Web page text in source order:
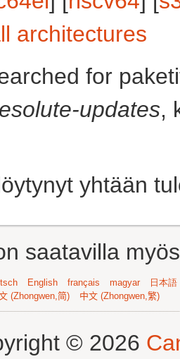
architectures
for
updates,
yhtään
saatavilla
English français magyar
日本
(Zhongwen,简) 中文 (Zhongwen,繁)
© 2026